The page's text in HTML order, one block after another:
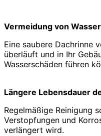
Vermeidung von
Eine saubere Dachrinne
überläuft und in Ihr
Wasserschäden führen
Längere Lebensdauer
Regelmäßige Reinigung
Verstopfungen und
verlängert wird.